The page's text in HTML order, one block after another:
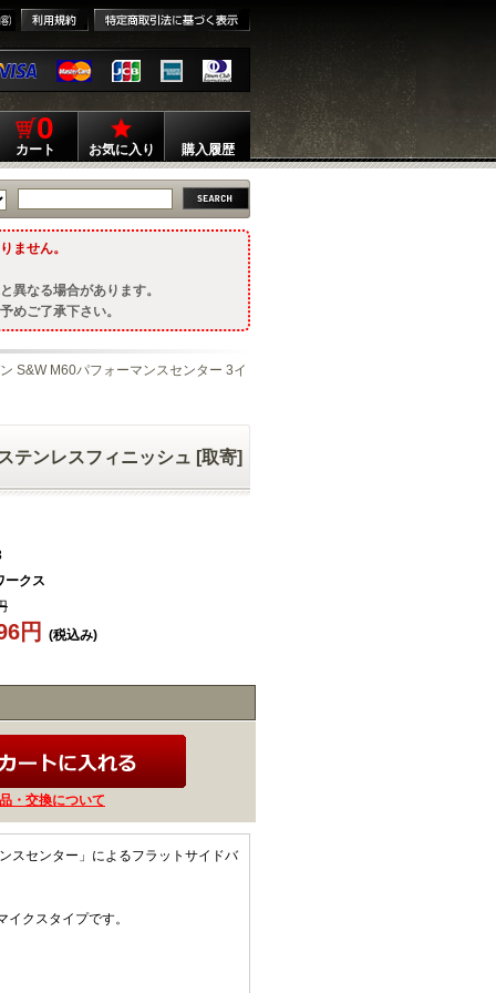
0
カート お気に入り 購入履歴
ません。
異なる場合があります。
めご了承下さい。
S&W M60パフォーマンスセンター 3イ
テンレスフィニッシュ [取寄]
ークス
円 (税込み)
・交換について
スセンター」によるフラットサイドバ
クスタイプです。